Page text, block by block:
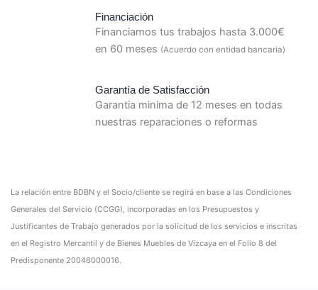
Financiación
Financiamos tus trabajos hasta 3.000€
en 60 meses (Acuerdo con entidad bancaria)
Garantía de Satisfacción
Garantia minima de 12 meses en todas
nuestras reparaciones o reformas
La relación entre BDBN y el Socio/cliente se regirá en base a las Condiciones
Generales del Servicio (CCGG), incorporadas en los Presupuestos y
Justificantes de Trabajo generados por la solicitud de los servicios e inscritas
en el Registro Mercantil y de Bienes Muebles de Vizcaya en el Folio 8 del
Predisponente 20046000016.